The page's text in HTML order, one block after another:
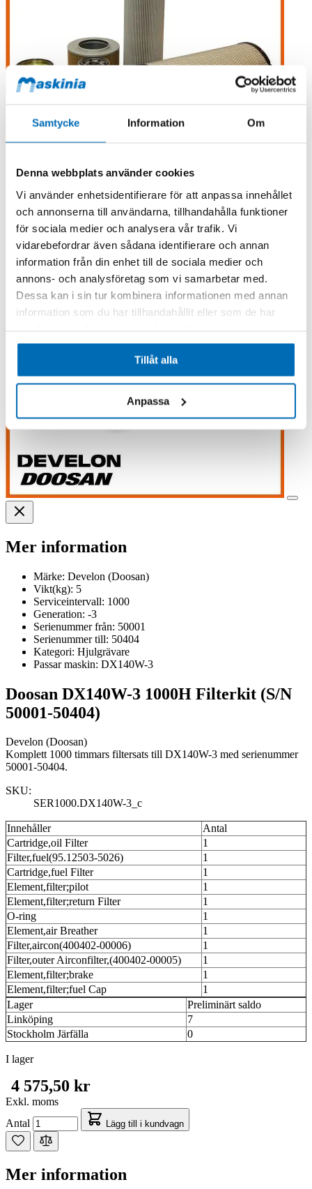
Samtycke Information Om
Denna webbplats använder cookies
Vi använder enhetsidentifierare för att anpassa innehållet
och annonserna till användarna, tillhandahålla funktioner
för sociala medier och analysera vår trafik. Vi
vidarebefordrar även sådana identifierare och annan
information från din enhet till de sociala medier och
annons- och analysföretag som vi samarbetar med.
Dessa kan i sin tur kombinera informationen med annan
information som du har tillhandahållit eller som de har
Tillåt alla
Anpassa
Mer information
Märke: Develon (Doosan)
Vikt(kg): 5
Serviceintervall: 1000
Generation: -3
Serienummer från: 50001
Serienummer till: 50404
Kategori: Hjulgrävare
Passar maskin: DX140W-3
Doosan DX140W-3 1000H Filterkit (S/N
50001-50404)
Develon (Doosan)
Komplett 1000 timmars filtersats till DX140W-3 med serienummer
50001-50404.
SKU:
SER1000.DX140W-3_c
Innehåller
Antal
Cartridge,oil Filter
1
Filter,fuel(95.12503-5026)
1
Cartridge,fuel Filter
1
Element,filter;pilot
1
Element,filter;return Filter
1
O-ring
1
Element,air Breather
1
Filter,aircon(400402-00006)
1
Filter,outer Airconfilter,(400402-00005)
1
Element,filter;brake
1
Element,filter;fuel Cap
1
Lager
Preliminärt saldo
Linköping
7
Stockholm Järfälla
0
I lager
4 575,50 kr
Exkl. moms
Antal
Lägg till i kundvagn
Mer information